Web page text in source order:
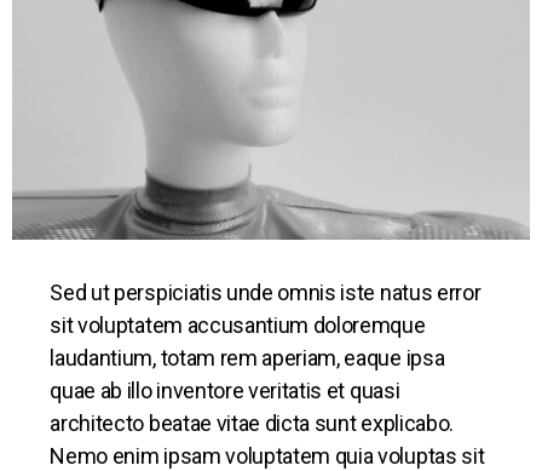
Sed ut perspiciatis unde omnis iste natus error
sit voluptatem accusantium doloremque
laudantium, totam rem aperiam, eaque ipsa
quae ab illo inventore veritatis et quasi
architecto beatae vitae dicta sunt explicabo.
Nemo enim ipsam voluptatem quia voluptas sit